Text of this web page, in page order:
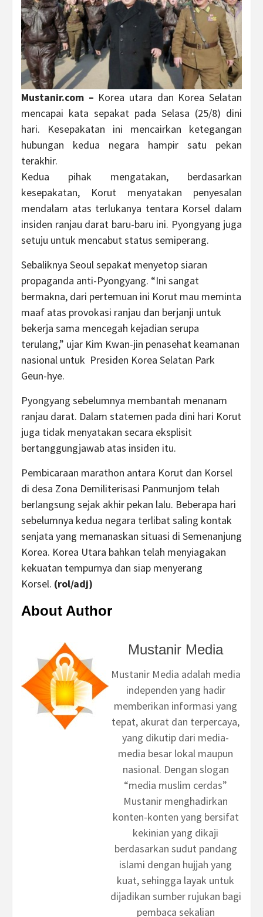
Mustanir.com – Korea utara dan Korea Selatan
mencapai kata sepakat pada Selasa (25/8) dini
hari. Kesepakatan ini mencairkan ketegangan
hubungan kedua negara hampir satu pekan
terakhir.
Kedua pihak mengatakan, berdasarkan
kesepakatan, Korut menyatakan penyesalan
mendalam atas terlukanya tentara Korsel dalam
insiden ranjau darat baru-baru ini. Pyongyang juga
setuju untuk mencabut status semiperang.
Sebaliknya Seoul sepakat menyetop siaran
propaganda anti-Pyongyang. “Ini sangat
bermakna, dari pertemuan ini Korut mau meminta
maaf atas provokasi ranjau dan berjanji untuk
bekerja sama mencegah kejadian serupa
terulang,” ujar Kim Kwan-jin penasehat keamanan
nasional untuk Presiden Korea Selatan Park
Geun-hye.
Pyongyang sebelumnya membantah menanam
ranjau darat. Dalam statemen pada dini hari Korut
juga tidak menyatakan secara eksplisit
bertanggungjawab atas insiden itu.
Pembicaraan marathon antara Korut dan Korsel
di desa Zona Demiliterisasi Panmunjom telah
berlangsung sejak akhir pekan lalu. Beberapa hari
sebelumnya kedua negara terlibat saling kontak
senjata yang memanaskan situasi di Semenanjung
Korea. Korea Utara bahkan telah menyiagakan
kekuatan tempurnya dan siap menyerang
Korsel. (rol/adj)
About Author
Mustanir Media
Mustanir Media adalah media
independen yang hadir
memberikan informasi yang
tepat, akurat dan terpercaya,
yang dikutip dari media-
media besar lokal maupun
nasional. Dengan slogan
“media muslim cerdas”
Mustanir menghadirkan
konten-konten yang bersifat
kekinian yang dikaji
berdasarkan sudut pandang
islami dengan hujjah yang
kuat, sehingga layak untuk
dijadikan sumber rujukan bagi
pembaca sekalian